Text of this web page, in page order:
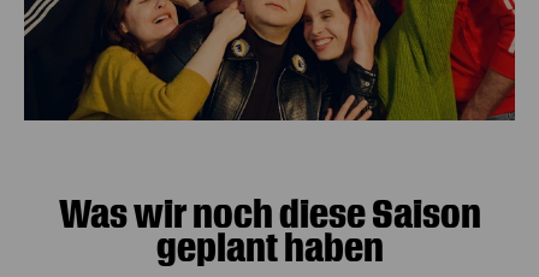
Was wir noch diese Saison
geplant haben